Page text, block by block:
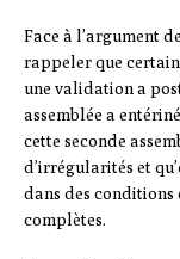
Face à l’argument
rappeler que
une validation a
assemblée a
cette seconde
d’irrégularités et
dans des conditions
complètes.